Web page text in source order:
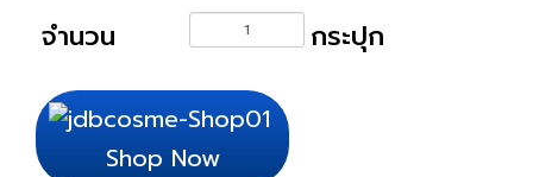
จำนวน กระปุก
Shop Now